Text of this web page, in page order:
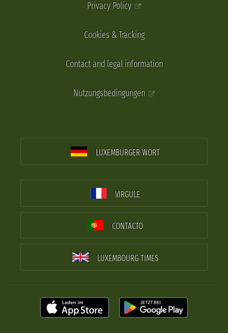
Privacy Policy
Cookies & Tracking
Contact and legal information
Nutzungsbedingungen
LUXEMBURGER WORT
VIRGULE
CONTACTO
LUXEMBOURG TIMES